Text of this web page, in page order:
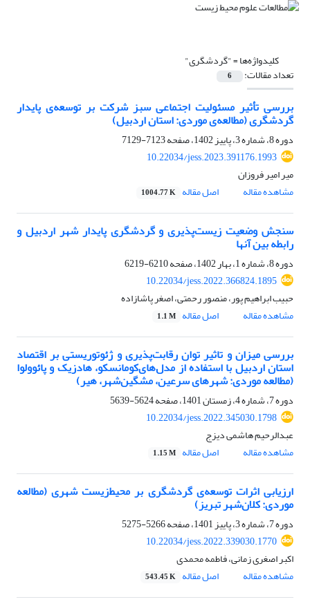
کلیدواژه‌ها ="گردشگری"
تعداد مقالات: 6
بررسی تأثیر مسئولیت اجتماعی سبز شرکت بر توسعه‌ی پایدار
گردشگری (مطالعه‌ی موردی: استان اردبیل)
دوره 8، شماره 3، پاییز 1402، صفحه
7123-7129
10.22034/jess.2023.391176.1993
میر امیر فروزان
مشاهده مقاله
اصل مقاله 1004.77 K
سنجش وضعیت زیست‌پذیری و گردشگری پایدار شهر اردبیل و
رابطه بین آنها
دوره 8، شماره 1، بهار 1402، صفحه
6210-6219
10.22034/jess.2022.366824.1895
حبیب ابراهیم پور، منصور رحمتی، اصغر پاشازاده
مشاهده مقاله
اصل مقاله 1.1 M
بررسی میزان و تاثیر توان رقابت‌پذیری و ژئوتوریستی بر اقتصاد
استان اردبیل با استفاده از مدل‌های‌کومانسکو، هادزیک و پائوولوا
(مطالعه موردی: شهرهای سرعین، مشگین‌شهر، هیر)
دوره 7، شماره 4، زمستان 1401، صفحه
5624-5639
10.22034/jess.2022.345030.1798
عبدالرحیم هاشمی دیزج
مشاهده مقاله
اصل مقاله 1.15 M
ارزیابی اثرات توسعه‌ی گردشگری بر محیط‌زیست شهری (مطالعه
موردی: کلان‌شهر تبریز)
دوره 7، شماره 3، پاییز 1401، صفحه
5266-5275
10.22034/jess.2022.339030.1770
اکبر اصغری زمانی، فاطمه محمدی
مشاهده مقاله
اصل مقاله 543.45 K